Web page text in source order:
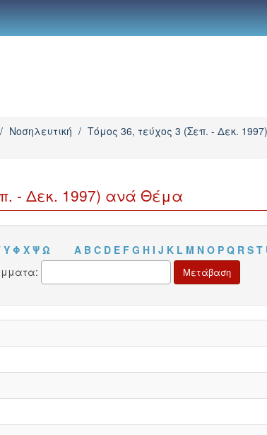
/ Νοσηλευτική / Τόμος 36, τεύχος 3 (Σεπ. - Δεκ. 1997)
- Δεκ. 1997) ανά Θέμα
Υ Φ Χ Ψ Ω A B C D E F G H I J K L M N O P Q R S T